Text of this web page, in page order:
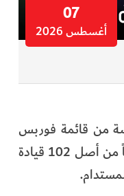
07
أغسطس 2026
من قائمة فوربس
الشرق الأوسط بـ31 رئيساً تنفيذياً من أصل 102 قيادة